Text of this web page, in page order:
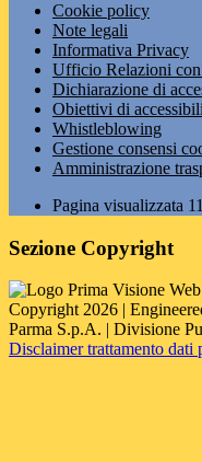
Cookie policy
Note legali
Informativa Privacy
Ufficio Relazioni
Dichiarazione di
Obiettivi di
Whistleblowing
Gestione consensi
Amministrazione
Pagina visualizzata
Sezione Copyright
Copyright 2026 |
Parma S.p.A. | Divisione
Disclaimer trattamento dati